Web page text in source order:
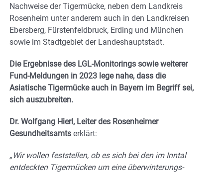
Nachweise der Tigermücke, neben dem Landkreis
Rosenheim unter anderem auch in den Landkreisen
Ebersberg, Fürstenfeldbruck, Erding und München
sowie im Stadtgebiet der Landeshauptstadt.
Die Ergebnisse des LGL-Monitorings sowie weiterer
Fund-Meldungen in 2023 lege nahe, dass die
Asiatische Tigermücke auch in Bayern im Begriff sei,
sich auszubreiten.
Dr. Wolfgang Hierl, Leiter des Rosenheimer
Gesundheitsamts erklärt:
„Wir wollen feststellen, ob es sich bei den im Inntal
entdeckten Tigermücken um eine überwinterungs-